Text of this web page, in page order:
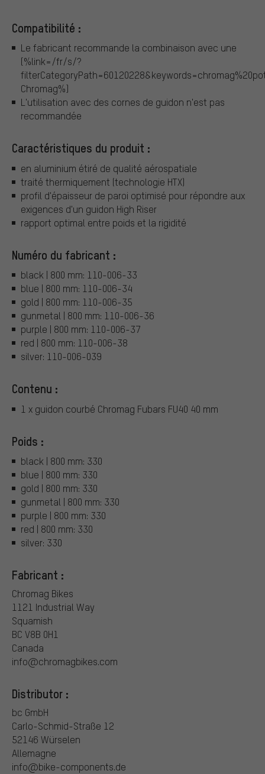
Compatibilité :
Le fabricant recommande la combinaison avec une
{%link=/fr/s/?
Chromag%}
L'utilisation avec des cornes de guidon n'est pas
recommandée
Caractéristiques du produit :
en aluminium étiré de qualité aérospatiale
traité thermiquement (technologie HTX)
profil d'épaisseur de paroi optimisé pour répondre aux
exigences d'un guidon High Riser
rapport optimal entre poids et la rigidité
Numéro du fabricant :
black | 800 mm: 110-006-33
blue | 800 mm: 110-006-34
gold | 800 mm: 110-006-35
gunmetal | 800 mm: 110-006-36
purple | 800 mm: 110-006-37
red | 800 mm: 110-006-38
silver: 110-006-039
Contenu :
1 x guidon courbé Chromag Fubars FU40 40 mm
Poids :
black | 800 mm: 330
blue | 800 mm: 330
gold | 800 mm: 330
gunmetal | 800 mm: 330
purple | 800 mm: 330
red | 800 mm: 330
silver: 330
Fabricant :
Chromag Bikes
1121 Industrial Way
Squamish
BC V8B 0H1
Canada
info@chromagbikes.com
Distributor :
bc GmbH
Carlo-Schmid-Straße 12
52146 Würselen
Allemagne
info@bike-components.de